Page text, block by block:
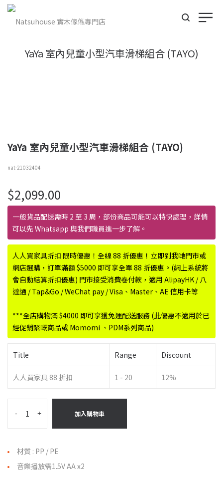
YaYa 室內兒童小型汽車滑梯組合 (TAYO)
YaYa 室內兒童小型汽車滑梯組合 (TAYO)
nat-21032404
$2,099.00
一般貨品配送需時 2 至 3 周，部份商品可能可以特快處理，詳情
可以先 Whatsapp 與我們職員進一步了解。
人人買家具折扣 限時優惠！全線 88 折優惠！立即到我哋門市或
網店選購，訂單滿額 $5000 即可享全單 88 折優惠。(網上系統將
會自動結算折扣優惠) 門市接受消費卷付款，適用 AlipayHK / 八
達通 / Tap&Go / WeChat pay / Visa、Master、AE 信用卡等
***全店購物滿 $4000 即可享獲免運配送服務 (此優惠不適用於已
經促銷緊嘅商品或 Momomi 、PDM系列商品)
Title Range Discount
人人買家具 88 折扣 1 - 20 12%
- + 加入購物車
材質 : PP / PE
音樂播放需1.5V AA x2